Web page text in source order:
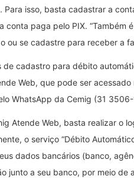
Para isso, basta cadastrar a
conta paga pelo PIX. “Também
ou se cadastre para receber a
de cadastro para débito
Web, que pode ser
WhatsApp da Cemig (31
Atende Web, basta realizar o
o serviço “Débito
dados bancários (banco,
junto a seu banco, por meio de